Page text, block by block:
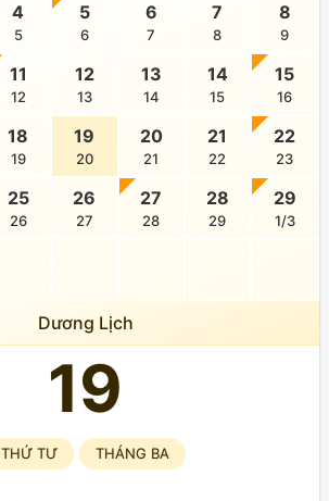
4
5
5
6
6
7
7
8
8
9
11
12
12
13
13
14
14
15
15
16
18
19
19
20
20
21
21
22
22
23
25
26
26
27
27
28
28
29
29
1/3
Dương Lịch
19
THỨ TƯ THÁNG BA